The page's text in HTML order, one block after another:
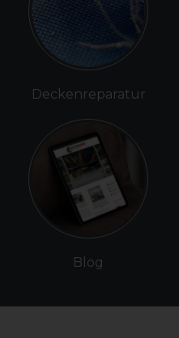
Deckenreparatur
Blog